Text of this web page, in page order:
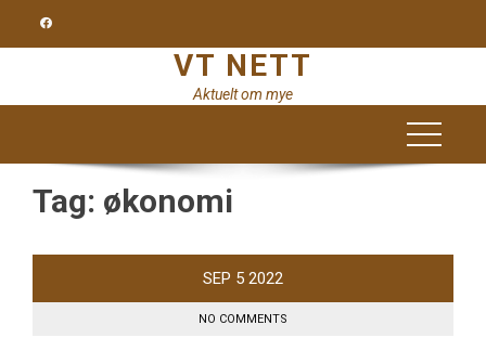
VT NETT
Aktuelt om mye
Tag: økonomi
SEP 5 2022
NO COMMENTS